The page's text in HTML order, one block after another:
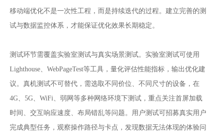
移动端优化不是一次性工程，而是持续迭代的过程。建立完善的测
试与数据监控体系，才能保证优化效果长期稳定。
测试环节需覆盖实验室测试与真实场景测试。实验室测试可使用
Lighthouse、WebPageTest等工具，量化评估性能指标，输出优化建
议。真机测试不可替代，需选取不同价位、不同尺寸的设备，在
4G、5G、WiFi、弱网等多种网络环境下测试，重点关注首屏加载
时间、交互响应速度、布局错乱等问题。用户测试可招募真实用户
完成典型任务，观察操作路径与卡点，发现数据无法体现的体验问